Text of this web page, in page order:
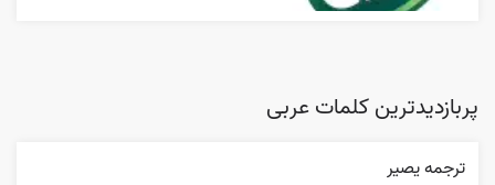
پربازدیدترین کلمات عربی
ترجمه یصیر